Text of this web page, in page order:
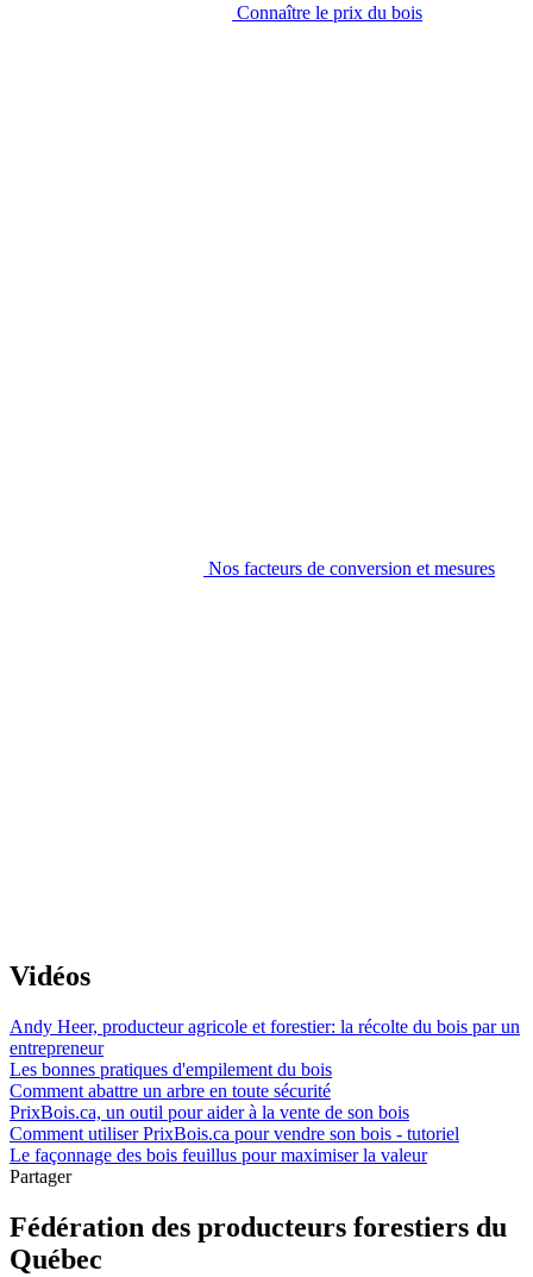
Connaître le prix du bois
Nos facteurs de conversion et mesures
Vidéos
Andy Heer, producteur agricole et forestier: la récolte du bois par un
entrepreneur
Les bonnes pratiques d'empilement du bois
Comment abattre un arbre en toute sécurité
PrixBois.ca, un outil pour aider à la vente de son bois
Comment utiliser PrixBois.ca pour vendre son bois - tutoriel
Le façonnage des bois feuillus pour maximiser la valeur
Partager
Fédération des producteurs forestiers du
Québec